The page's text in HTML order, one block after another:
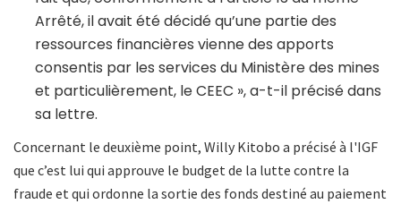
Arrêté, il avait été décidé qu’une partie des
ressources financières vienne des apports
consentis par les services du Ministère des mines
et particulièrement, le CEEC », a-t-il précisé dans
sa lettre.
Concernant le deuxième point, Willy Kitobo a précisé à l'IGF
que c’est lui qui approuve le budget de la lutte contre la
fraude et qui ordonne la sortie des fonds destiné au paiement